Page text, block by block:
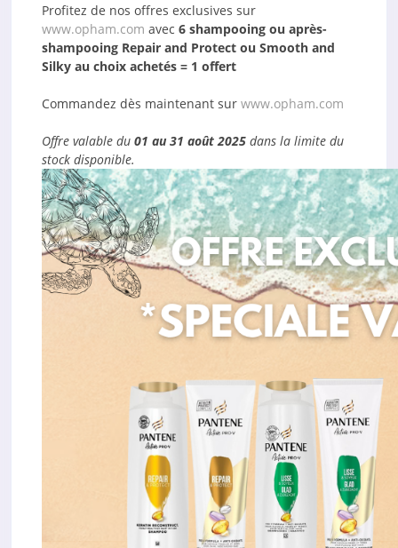
Profitez de nos offres exclusives sur
www.opham.com avec 6 shampooing ou après-
shampooing Repair and Protect ou Smooth and
Silky au choix achetés = 1 offert
Commandez dès maintenant sur www.opham.com
Offre valable du 01 au 31 août 2025 dans la limite du
stock disponible.